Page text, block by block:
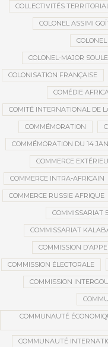
COLLECTIVITÉS
COLONEL ASSIMI
COLONEL-MAJOR
COLONISATION FRANÇAISE
COMÉDIE
COMITÉ INTERNATIONAL DE
COMMÉMORATION
COMMÉMORATION DU 14
COMMERCE
COMMERCE INTRA-AFRICAIN
COMMERCE RUSSIE AFRIQUE
COMMISSARIAT
COMMISSARIAT
COMMISSION
COMMISSION ÉLECTORALE
COMMISSION
COMMUNAUTÉ
COMMUNAUTÉ